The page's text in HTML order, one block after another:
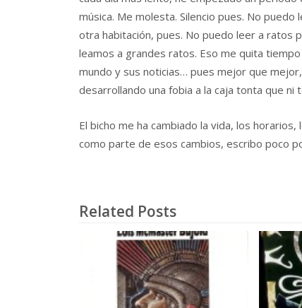
música. Me molesta. Silencio pues. No
otra habitación, pues. No puedo leer a ratos
leamos a grandes ratos. Eso me quita
mundo y sus noticias… pues mejor que
desarrollando una fobia a la caja tonta que ni
El bicho me ha cambiado la vida, los
como parte de esos cambios, escribo poco
Related Posts